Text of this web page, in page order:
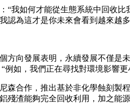
“我如何才能從生態系統中回收
為這才是你未來會看到越來越
方向發展表明，永續發展不僅是
例如，我們正在尋找對環境影響
森合作，推出基於非化學蝕刻
殘渣能夠完全回收利用，加之能